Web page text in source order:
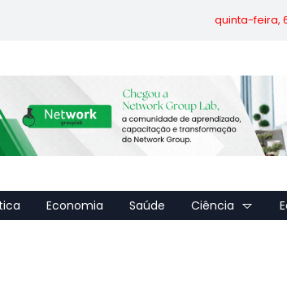
quinta-feira,
Economia Saúde Ciência